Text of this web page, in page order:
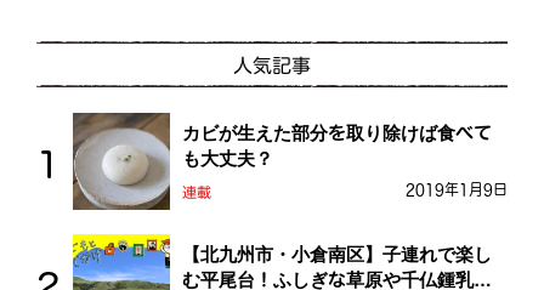
人気記事
カビが生えた部分を取り除けば食べて
も大丈夫？
連載 2019年1月9日
【北九州市・小倉南区】子連れで楽し
む平尾台！ふしぎな草原や千仏鍾乳洞